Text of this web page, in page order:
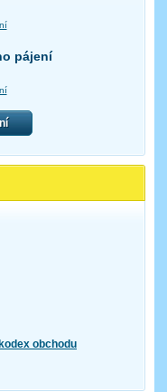
pájení
obchodu